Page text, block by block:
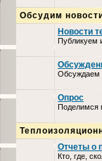
Обсудим
Новости
Публикуем
Обсуждаем
Опрос
Поделимся
Отчеты о
Кто, где,